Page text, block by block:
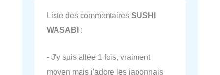
Liste des commentaires SUSHI
WASABI :
- J'y suis allée 1 fois, vraiment
moyen mais j'adore les japonnais